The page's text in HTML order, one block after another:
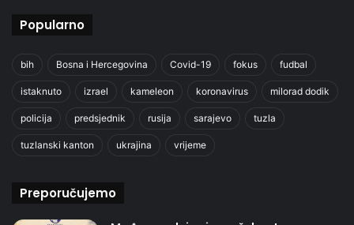
Popularno
bih Bosna i Hercegovina Covid-19 fokus fudbal
istaknuto izrael kameleon koronavirus milorad dodik
policija predsjednik rusija sarajevo tuzla
tuzlanski kanton ukrajina vrijeme
Preporučujemo